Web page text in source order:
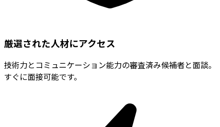
厳選された人材にアクセス
技術力とコミュニケーション能力の審査済み候補者と面談。
すぐに面接可能です。